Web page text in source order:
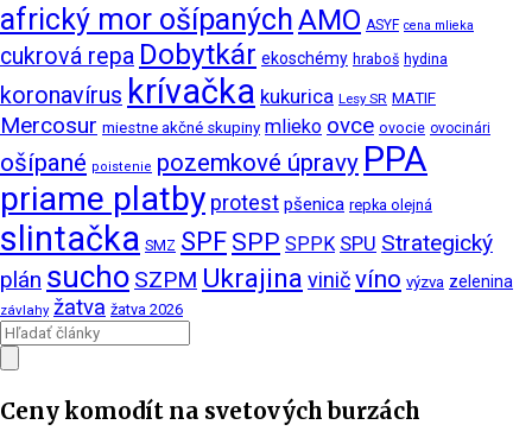
africký mor ošípanýchAMO ASYF cena mlieka
cukrová repa Dobytkár ekoschémy hraboš hydina
koronavírus krívačka kukurica Lesy SR MATIF
Mercosur miestne akčné skupiny mlieko ovce ovocie ovocinári
ošípané poistenie pozemkové úpravy PPA
priame platby protest pšenica repka olejná
slintačka SMZ SPF SPP SPPK SPU Strategický
plán sucho SZPM Ukrajina viničvíno výzva zelenina
závlahy žatva žatva 2026
Ceny komodít na svetových burzách